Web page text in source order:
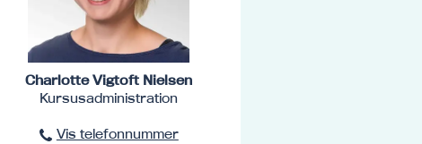
Charlotte Vigtoft Nielsen
Kursusadministration
Vis telefonnummer